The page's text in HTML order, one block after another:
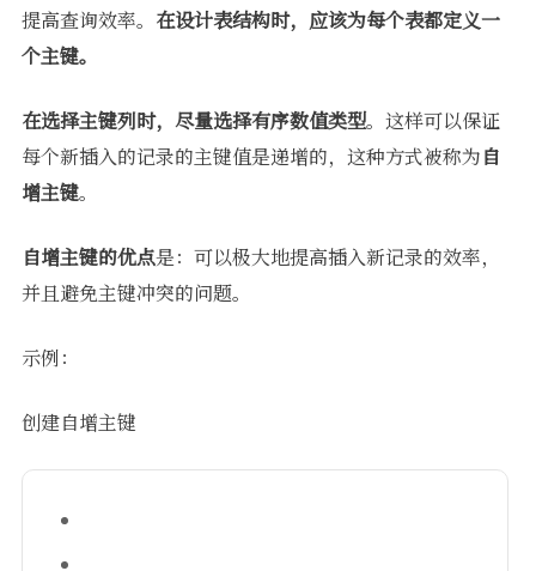
提高查询效率。 在设计表结构时，应该为每个表都定义一
个主键。
在选择主键列时，尽量选择有序数值类型。这样可以保证
每个新插入的记录的主键值是递增的，这种方式被称为自
增主键。
自增主键的优点是：可以极大地提高插入新记录的效率，
并且避免主键冲突的问题。
示例：
创建自增主键